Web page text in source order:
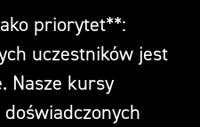
priorytet**:
uczestników jest
Nasze kursy